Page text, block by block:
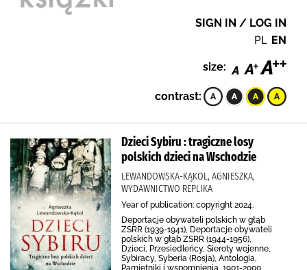
SIGN IN / LOG IN
PL EN
size:
contrast:
Dzieci Sybiru : tragiczne losy
polskich dzieci na Wschodzie
LEWANDOWSKA-KĄKOL, AGNIESZKA,
WYDAWNICTWO REPLIKA
Year of publication: copyright 2024.
Deportacje obywateli polskich w głąb
ZSRR (1939-1941), Deportacje obywateli
polskich w głąb ZSRR (1944-1956),
Dzieci, Przesiedleńcy, Sieroty wojenne,
Sybiracy, Syberia (Rosja), Antologia,
Pamiętniki i wspomnienia, 1901-2000,